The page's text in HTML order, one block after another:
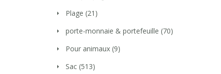
Plage (21)
porte-monnaie & portefeuille (70)
Pour animaux (9)
Sac (513)